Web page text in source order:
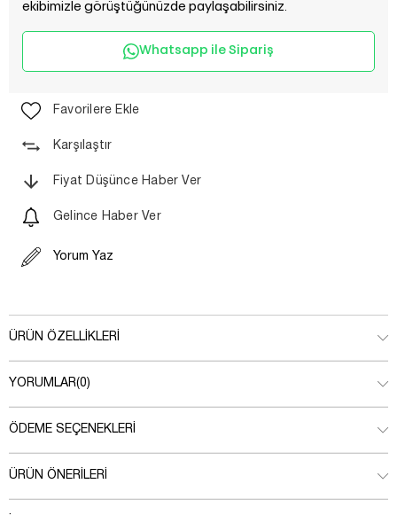
ekibimizle görüştüğünüzde paylaşabilirsiniz.
Whatsapp ile Sipariş
Favorilere Ekle
Karşılaştır
Fiyat Düşünce Haber Ver
Gelince Haber Ver
Yorum Yaz
ÜRÜN ÖZELLIKLERI
YORUMLAR(0)
ÖDEME SEÇENEKLERI
ÜRÜN ÖNERILERI